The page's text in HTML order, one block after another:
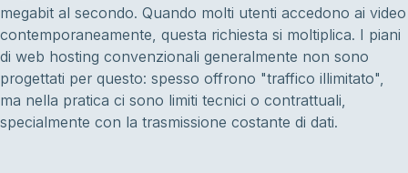
megabit al secondo. Quando molti utenti accedono ai video
contemporaneamente, questa richiesta si moltiplica. I piani
di web hosting convenzionali generalmente non sono
progettati per questo: spesso offrono "traffico illimitato",
ma nella pratica ci sono limiti tecnici o contrattuali,
specialmente con la trasmissione costante di dati.